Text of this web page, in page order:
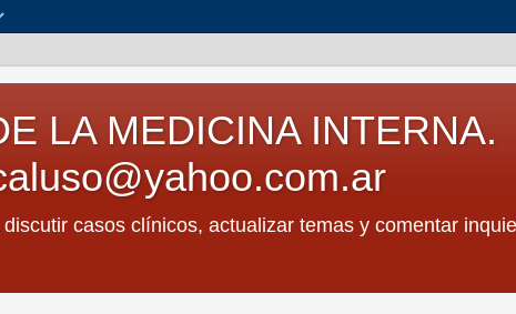
LA MEDICINA INTERNA.
casos clínicos, actualizar temas y comentar